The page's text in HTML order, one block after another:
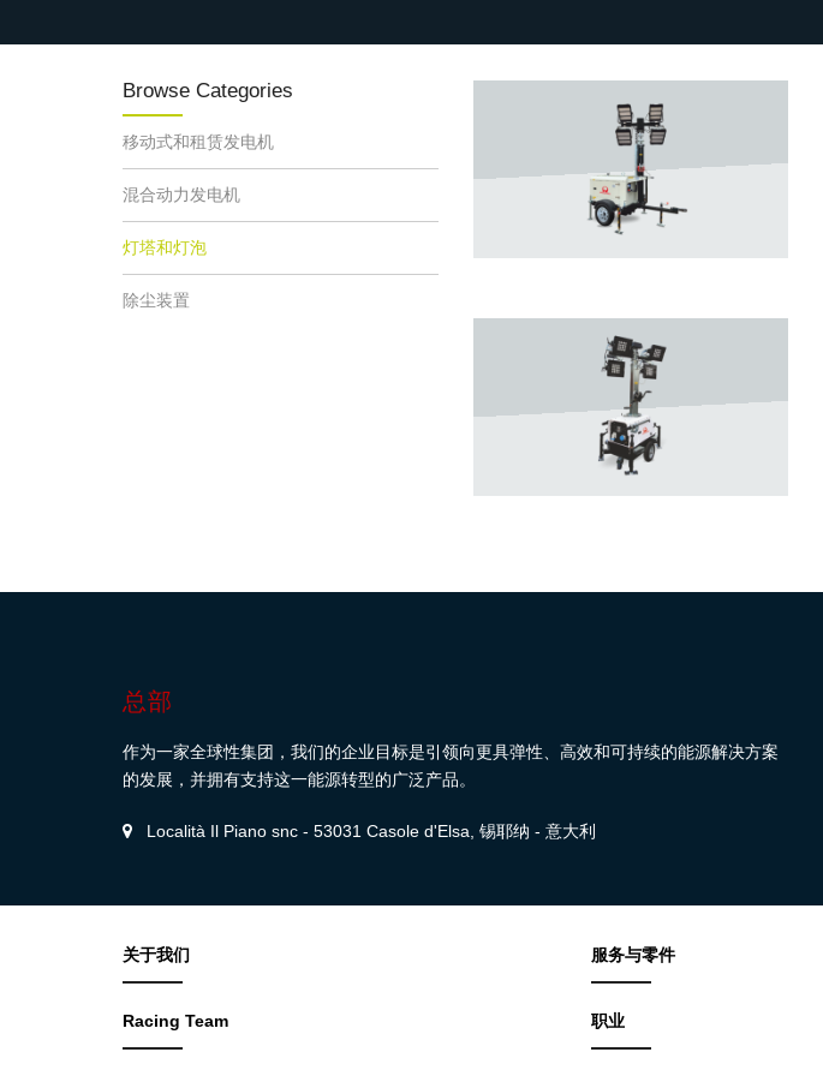
Browse Categories
移动式和租赁发电机
混合动力发电机
灯塔和灯泡
除尘装置
总部
作为一家全球性集团，我们的企业目标是引领向更具弹性、高效和可持续的能源解决方案
的发展，并拥有支持这一能源转型的广泛产品。
Località Il Piano snc - 53031 Casole d'Elsa, 锡耶纳 - 意大利
关于我们
Racing Team
服务与零件
职业